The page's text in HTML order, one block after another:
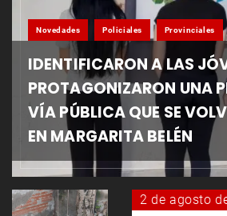
Novedades Policiales Provinciales
IDENTIFICARON A LAS
PROTAGONIZARON UNA
VÍA PÚBLICA QUE SE
EN MARGARITA BELÉN
2 de agosto